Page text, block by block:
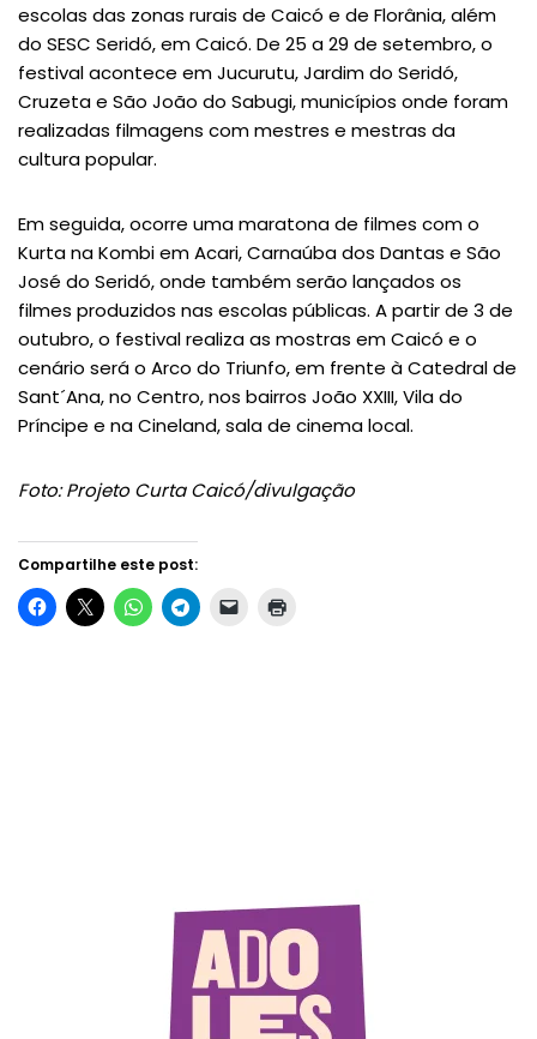
escolas das zonas rurais de Caicó e de Florânia, além
do SESC Seridó, em Caicó. De 25 a 29 de setembro, o
festival acontece em Jucurutu, Jardim do Seridó,
Cruzeta e São João do Sabugi, municípios onde foram
realizadas filmagens com mestres e mestras da
cultura popular.
Em seguida, ocorre uma maratona de filmes com o
Kurta na Kombi em Acari, Carnaúba dos Dantas e São
José do Seridó, onde também serão lançados os
filmes produzidos nas escolas públicas. A partir de 3 de
outubro, o festival realiza as mostras em Caicó e o
cenário será o Arco do Triunfo, em frente à Catedral de
Sant´Ana, no Centro, nos bairros João XXIII, Vila do
Príncipe e na Cineland, sala de cinema local.
Foto: Projeto Curta Caicó/divulgação
Compartilhe este post: